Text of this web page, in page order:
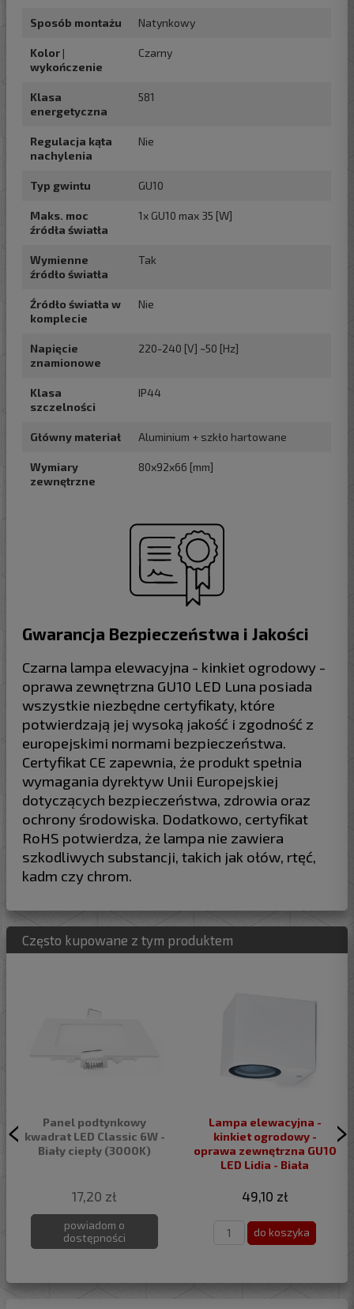
Sposób montażu Natynkowy
Kolor |
wykończenie
Czarny
Klasa
energetyczna
581
Regulacja kąta
nachylenia
Nie
Typ gwintu GU10
Maks. moc
źródła światła
1x GU10 max 35 [W]
Wymienne
źródło światła
Tak
Źródło światła w
komplecie
Nie
Napięcie
znamionowe
220-240 [V] ~50 [Hz]
Klasa
szczelności
IP44
Główny materiał Aluminium + szkło hartowane
Wymiary
zewnętrzne
80x92x66 [mm]
Gwarancja Bezpieczeństwa i Jakości
Czarna lampa elewacyjna - kinkiet ogrodowy -
oprawa zewnętrzna GU10 LED Luna posiada
wszystkie niezbędne certyfikaty, które
potwierdzają jej wysoką jakość i zgodność z
europejskimi normami bezpieczeństwa.
Certyfikat CE zapewnia, że produkt spełnia
wymagania dyrektyw Unii Europejskiej
dotyczących bezpieczeństwa, zdrowia oraz
ochrony środowiska. Dodatkowo, certyfikat
RoHS potwierdza, że lampa nie zawiera
szkodliwych substancji, takich jak ołów, rtęć,
kadm czy chrom.
Często kupowane z tym produktem
Panel podtynkowy
kwadrat LED Classic 6W -
Biały ciepły (3000K)
17,20 zł
powiadom o
dostępności
Lampa elewacyjna -
kinkiet ogrodowy -
oprawa zewnętrzna GU10
LED Lidia - Biała
49,10 zł
do koszyka